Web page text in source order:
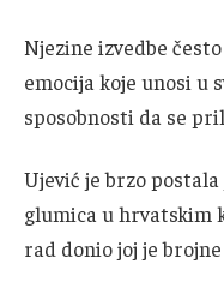
Njezine izvedbe
emocija koje unosi u
sposobnosti da se
Ujević je brzo
glumica u hrvatskim
rad donio joj je